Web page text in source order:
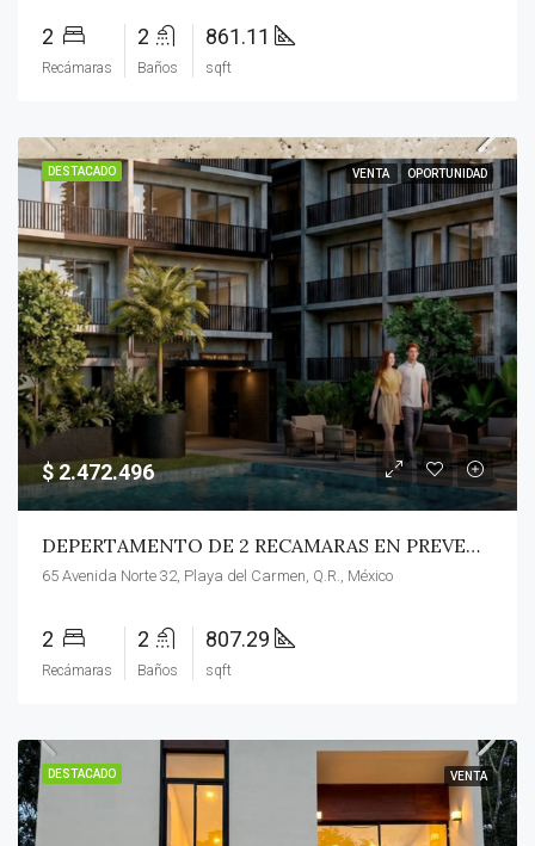
2
Recámaras
2
Baños
861.11
sqft
DESTACADO VENTA OPORTUNIDAD
$ 2.472.496
DEPERTAMENTO DE 2 RECAMARAS EN PREVENTA A MINUTOS DEL MAR DESDE $2.4 MDP EN PLAYA DEL CARMEN!
65 Avenida Norte 32, Playa del Carmen, Q.R., México
2
Recámaras
2
Baños
807.29
sqft
DESTACADO VENTA